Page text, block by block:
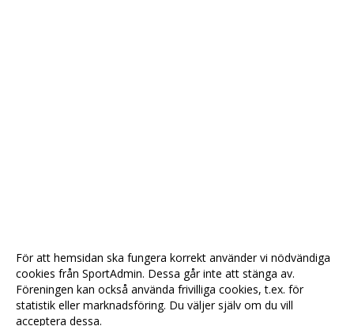
För att hemsidan ska fungera korrekt använder vi nödvändiga
cookies från SportAdmin. Dessa går inte att stänga av.
Föreningen kan också använda frivilliga cookies, t.ex. för
statistik eller marknadsföring. Du väljer själv om du vill
acceptera dessa.